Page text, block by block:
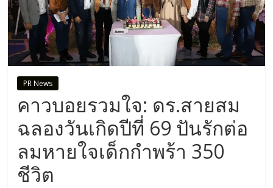
PR News
คาวบอยรวมใจ: ดร.สายสม
ฉลองวันเกิดปีที่ 69 ปันรักต่อ
ลมหายใจเด็กกำพร้า 350
ชีวิต